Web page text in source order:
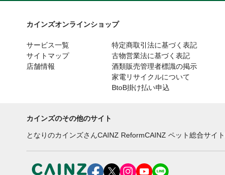
カインズオンラインショップ
サービス一覧
サイトマップ
店舗情報
特定商取引法に基づく表記
古物営業法に基づく表記
酒類販売管理者標識の掲示
家電リサイクルについて
BtoB掛け払い申込
カインズのその他のサイト
となりのカインズさんCAINZ ReformCAINZ ペット総合サイト